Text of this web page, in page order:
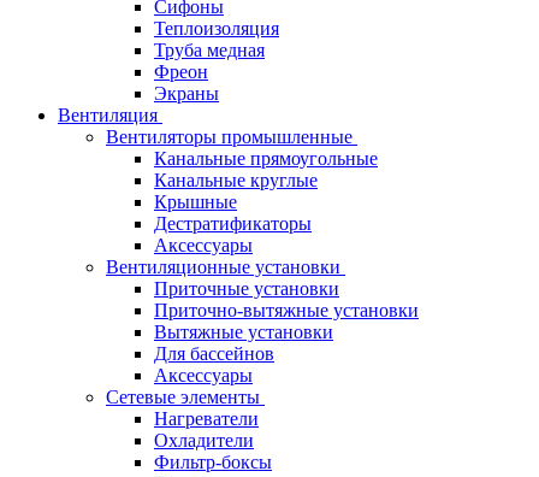
Сифоны
Теплоизоляция
Труба медная
Фреон
Экраны
Вентиляция
Вентиляторы промышленные
Канальные прямоугольные
Канальные круглые
Крышные
Дестратификаторы
Аксессуары
Вентиляционные установки
Приточные установки
Приточно-вытяжные установки
Вытяжные установки
Для бассейнов
Аксессуары
Сетевые элементы
Нагреватели
Охладители
Фильтр-боксы